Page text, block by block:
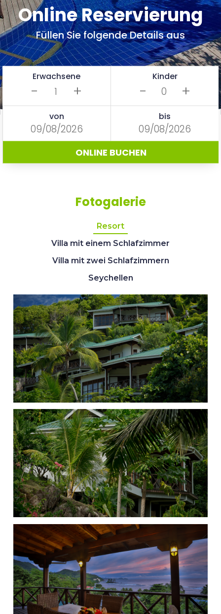
Online Reservierung
Füllen Sie folgende Details aus
Erwachsene
- +
Kinder
- +
von bis
ONLINE BUCHEN
Fotogalerie
Resort
Villa mit einem Schlafzimmer
Villa mit zwei Schlafzimmern
Seychellen